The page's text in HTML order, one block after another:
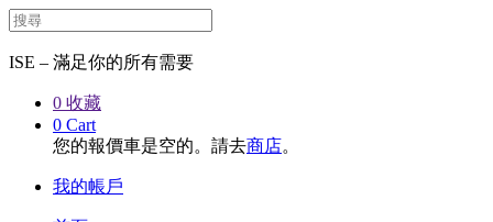
ISE – 滿足你的所有需要
0 收藏
0 Cart
您的報價車是空的。請去商店。
我的帳戶